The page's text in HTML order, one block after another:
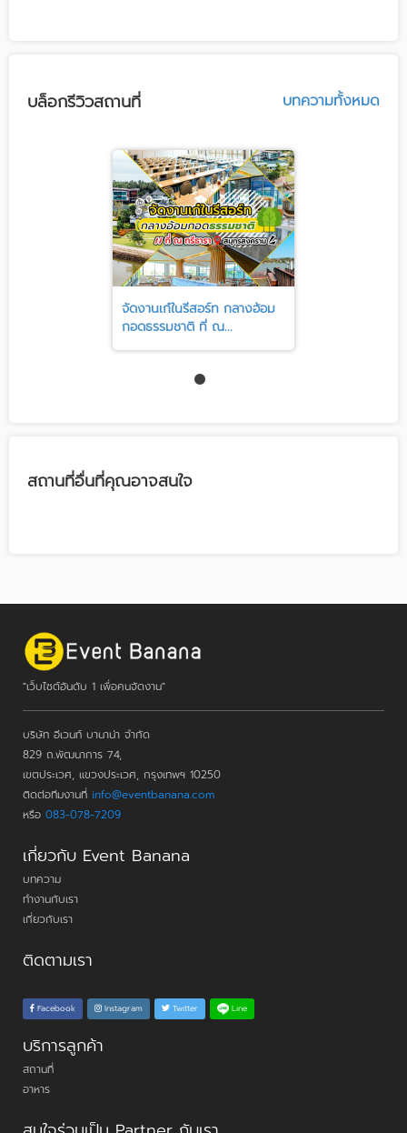
บล็อกรีวิวสถานที่ บทความทั้งหมด
จัดงานเก๋ในรีสอร์ท กลางอ้อม
กอดธรรมชาติ ที่ ณ...
สถานที่อื่นที่คุณอาจสนใจ
"เว็บไซต์อันดับ 1 เพื่อคนจัดงาน"
บริษัท อีเวนท์ บานาน่า จำกัด
829 ถ.พัฒนาการ 74,
เขตประเวศ, แขวงประเวศ, กรุงเทพฯ 10250
ติดต่อทีมงานที่ info@eventbanana.com
หรือ 083-078-7209
เกี่ยวกับ Event Banana
บทความ
ทำงานกับเรา
เกี่ยวกับเรา
ติดตามเรา
Facebook Instagram Twitter Line
บริการลูกค้า
สถานที่
อาหาร